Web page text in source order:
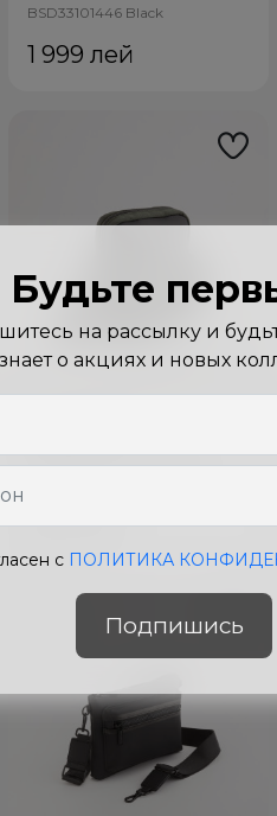
BSD33101446 Black
1 999лей
Мужская сумка
669лей
Будьте
на рассылку и
о акциях и новых
с ПОЛИТИКА
Подпишись